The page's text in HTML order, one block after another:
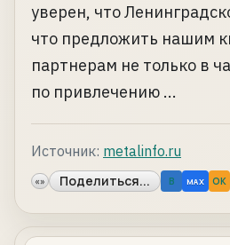
уверен, что
что предложить нашим
партнерам не только в
по привлечению ...
Источник: metalinfo.ru
«» Поделиться... B MAX OK